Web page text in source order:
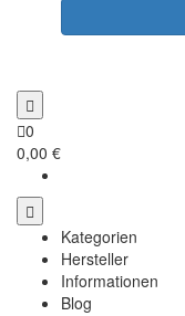
0
0,00 €
Kategorien
Hersteller
Informationen
Blog